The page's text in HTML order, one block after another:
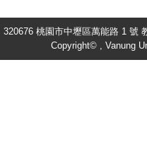
320676 桃園市中壢區萬能路 1 號
Copyright© , Vanung